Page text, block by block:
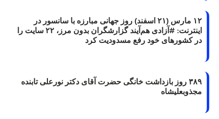
۱۲ مارس (۲۱ اسفند) روز جهانی مبارزه با سانسور در
اینترنت: #آزادی هم‌آیند گزارشگران‌ بدون مرز، ۲۲ سایت را
در کشورهای خود رفع مسدودیت کرد
۳۸۹ روز بازداشت خانگی حضرت آقای دکتر نورعلی تابنده
مجذوبعلیشاه